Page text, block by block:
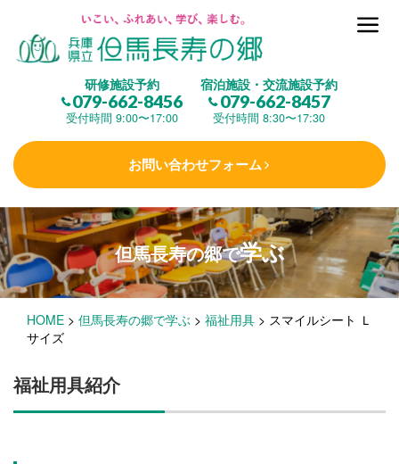
研修施設予約
079-662-8456
受付時間 9:00〜17:00
宿泊施設・交流施設予約
079-662-8457
受付時間 8:30〜17:30
お問い合わせフォーム
但馬長寿の郷とは
(研修施設)
楽しむ
学 ぶ(健康福祉)
泊まる(宿泊)
施設・料金
但馬長寿の郷で学ぶ
HOME > 但馬長寿の郷で学ぶ > 福祉用具 > スマイルシート Ｌ
サイズ
福祉用具紹介